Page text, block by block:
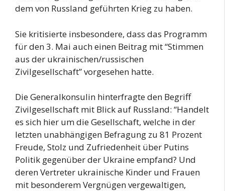
dem von Russland geführten Krieg zu haben.
Sie kritisierte insbesondere, dass das Programm
für den 3. Mai auch einen Beitrag mit “Stimmen
aus der ukrainischen/russischen
Zivilgesellschaft” vorgesehen hatte.
Die Generalkonsulin hinterfragte den Begriff
Zivilgesellschaft mit Blick auf Russland: “Handelt
es sich hier um die Gesellschaft, welche in der
letzten unabhängigen Befragung zu 81 Prozent
Freude, Stolz und Zufriedenheit über Putins
Politik gegenüber der Ukraine empfand? Und
deren Vertreter ukrainische Kinder und Frauen
mit besonderem Vergnügen vergewaltigen,